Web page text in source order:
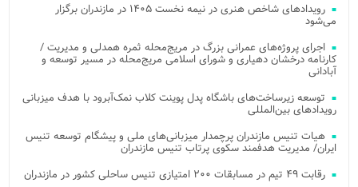
رویدادهای شاخص هنری در نیمه نخست ۱۴۰۵ در مازندران برگزار
می‌شود
اجرای پروژه‌های عمرانی بزرگ در مریج‌محله ثمره همدلی و مدیریت /
کارنامه درخشان دهیاری و شورای اسلامی مریج‌محله در مسیر توسعه و
آبادانی
توسعه زیرساخت‌های باشگاه پدل پوینت کلاب نمک‌آبرود با هدف میزبانی
رویدادهای بین‌المللی
هیات تنیس مازندران پرچمدار میزبانی‌های ملی و پیشگام توسعه تنیس
ایران/ مدیریت هدفمند سکوی پرتاب تنیس مازندران
رقابت ۴۹ تیم در مسابقات ۲۰۰ امتیازی تنیس ساحلی کشور در مازندران